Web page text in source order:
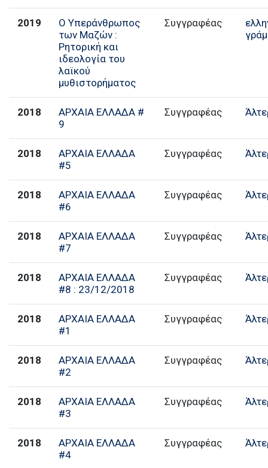
2019
Ο Υπεράνθρωπος
των Μαζών :
Ρητορική και
ιδεολογία του
λαϊκού
μυθιστορήματος
Συγγραφέας
2018
ΑΡΧΑΙΑ ΕΛΛΑΔΑ #
9
Συγγραφέας
2018
ΑΡΧΑΙΑ ΕΛΛΑΔΑ
#5
Συγγραφέας
2018
ΑΡΧΑΙΑ ΕΛΛΑΔΑ
#6
Συγγραφέας
2018
ΑΡΧΑΙΑ ΕΛΛΑΔΑ
#7
Συγγραφέας
2018
ΑΡΧΑΙΑ ΕΛΛΑΔΑ
#8 : 23/12/2018
Συγγραφέας
2018
ΑΡΧΑΙΑ ΕΛΛΑΔΑ
#1
Συγγραφέας
2018
ΑΡΧΑΙΑ ΕΛΛΑΔΑ
#2
Συγγραφέας
2018
ΑΡΧΑΙΑ ΕΛΛΑΔΑ
#3
Συγγραφέας
2018
ΑΡΧΑΙΑ ΕΛΛΑΔΑ
#4
Συγγραφέας